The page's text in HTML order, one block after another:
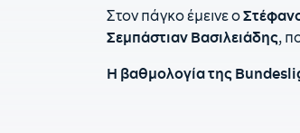
Στον πάγκο έμεινε ο
Σεμπάστιαν Βασιλειάδης,
Η βαθμολογία της